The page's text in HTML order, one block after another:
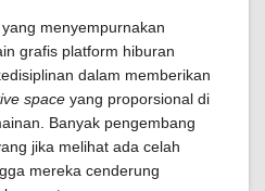
menyempurnakan
grafis platform hiburan
dalam memberikan
space yang proporsional di
Banyak pengembang
jika melihat ada celah
mereka cenderung